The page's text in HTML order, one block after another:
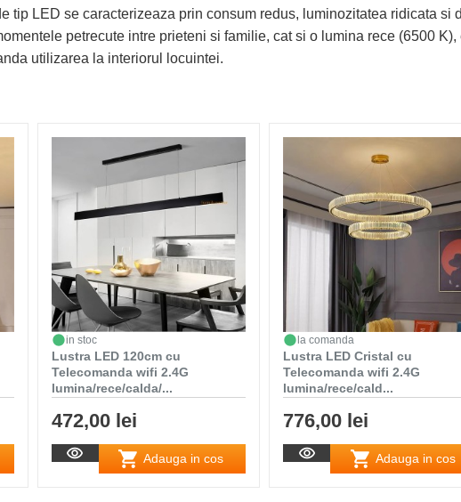
tip LED se caracterizeaza prin consum redus, luminozitatea ridicata si
petrecute intre prieteni si familie, cat si o lumina rece (6500
utilizarea la interiorul locuintei.
in stoc
Lustra LED 120cm cu
Telecomanda wifi 2.4G
lumina/rece/calda/...
472,00 lei
Adauga in cos
la comanda
Lustra LED Cristal cu
Telecomanda wifi 2.4G
lumina/rece/cald...
776,00 lei
Adauga in cos